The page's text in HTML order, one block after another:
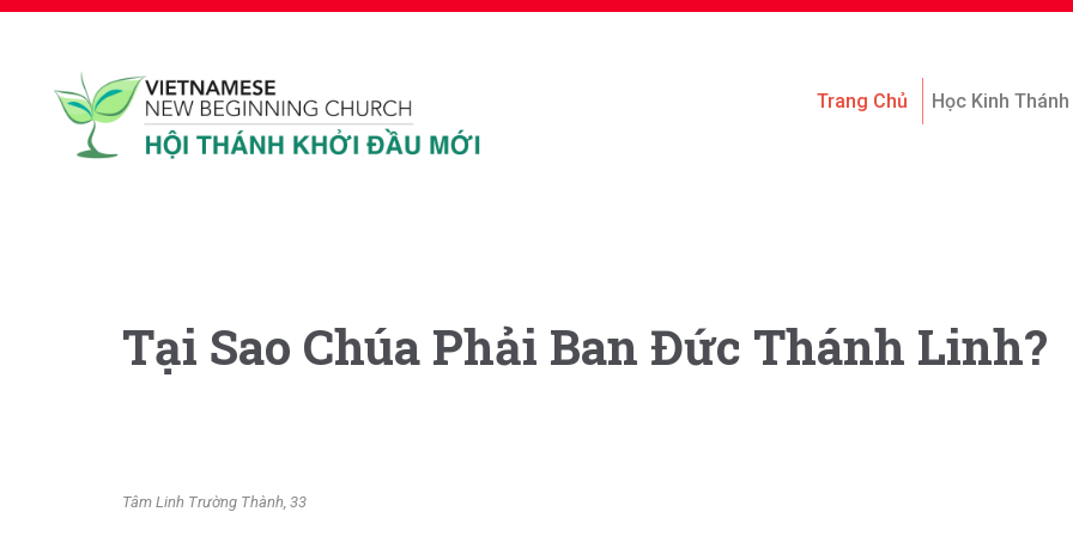
Trang Chủ Học Kinh Thánh
Tại Sao Chúa Phải Ban Đức Thánh Linh?
Tâm Linh Trường Thành, 33